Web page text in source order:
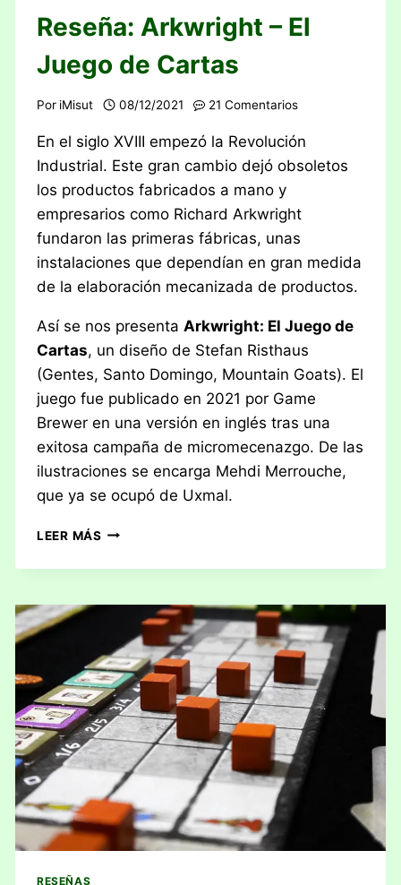
Reseña: Arkwright – El
Juego de Cartas
Por iMisut 08/12/2021 21 Comentarios
En el siglo XVIII empezó la Revolución
Industrial. Este gran cambio dejó obsoletos
los productos fabricados a mano y
empresarios como Richard Arkwright
fundaron las primeras fábricas, unas
instalaciones que dependían en gran medida
de la elaboración mecanizada de productos.
Así se nos presentaArkwright: El Juego de
Cartas, un diseño de Stefan Risthaus
(Gentes, Santo Domingo, Mountain Goats). El
juego fue publicado en 2021 por Game
Brewer en una versión en inglés tras una
exitosa campaña de micromecenazgo. De las
ilustraciones se encarga Mehdi Merrouche,
que ya se ocupó de Uxmal.
LEER MÁS RESEÑA:
–
JUEGO
CARTAS
RESEÑAS